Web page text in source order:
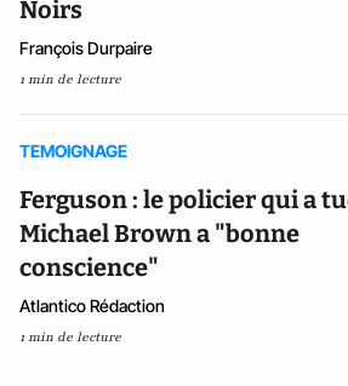
Noirs
François Durpaire
1 min de lecture
TEMOIGNAGE
Ferguson : le policier qui a
Michael Brown a "bonne
conscience"
Atlantico Rédaction
1 min de lecture